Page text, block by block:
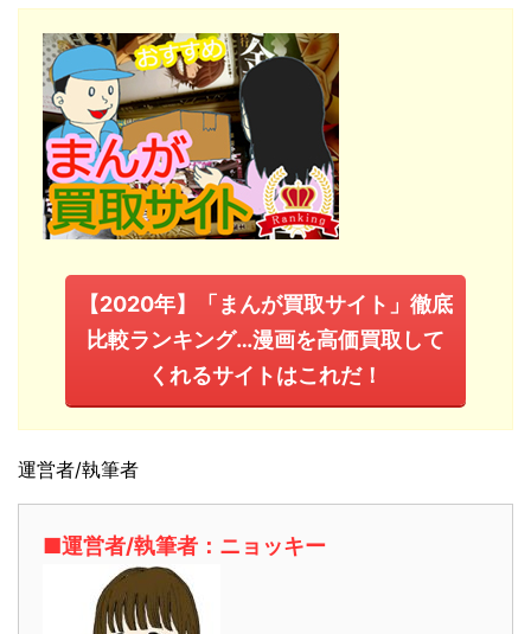
【2020年】「まんが買取サイト」徹底
比較ランキング…漫画を高価買取して
くれるサイトはこれだ！
運営者/執筆者
■運営者/執筆者：ニョッキー